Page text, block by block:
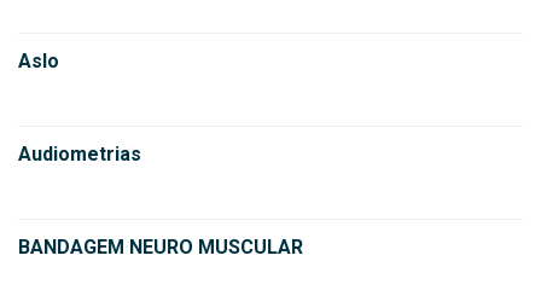
Aslo
Audiometrias
BANDAGEM NEURO MUSCULAR